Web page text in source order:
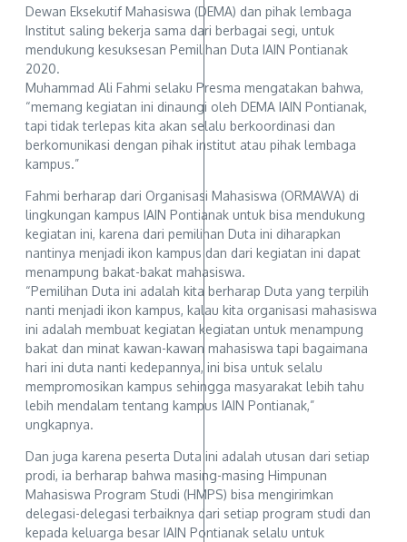
Dewan Eksekutif Mahasiswa (DEMA) dan pihak lembaga
Institut saling bekerja sama dari berbagai segi, untuk
mendukung kesuksesan Pemilihan Duta IAIN Pontianak
2020.
Muhammad Ali Fahmi selaku Presma mengatakan bahwa,
“memang kegiatan ini dinaungi oleh DEMA IAIN Pontianak,
tapi tidak terlepas kita akan selalu berkoordinasi dan
berkomunikasi dengan pihak institut atau pihak lembaga
kampus.”
Fahmi berharap dari Organisasi Mahasiswa (ORMAWA) di
lingkungan kampus IAIN Pontianak untuk bisa mendukung
kegiatan ini, karena dari pemilihan Duta ini diharapkan
nantinya menjadi ikon kampus dan dari kegiatan ini dapat
menampung bakat-bakat mahasiswa.
“Pemilihan Duta ini adalah kita berharap Duta yang terpilih
nanti menjadi ikon kampus, kalau kita organisasi mahasiswa
ini adalah membuat kegiatan kegiatan untuk menampung
bakat dan minat kawan-kawan mahasiswa tapi bagaimana
hari ini duta nanti kedepannya, ini bisa untuk selalu
mempromosikan kampus sehingga masyarakat lebih tahu
lebih mendalam tentang kampus IAIN Pontianak,”
ungkapnya.
Dan juga karena peserta Duta ini adalah utusan dari setiap
prodi, ia berharap bahwa masing-masing Himpunan
Mahasiswa Program Studi (HMPS) bisa mengirimkan
delegasi-delegasi terbaiknya dari setiap program studi dan
kepada keluarga besar IAIN Pontianak selalu untuk